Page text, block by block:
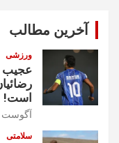
آخرین مطالب
ورزشی
عجیب
است!
آگوست 7, 2026
سلامتی